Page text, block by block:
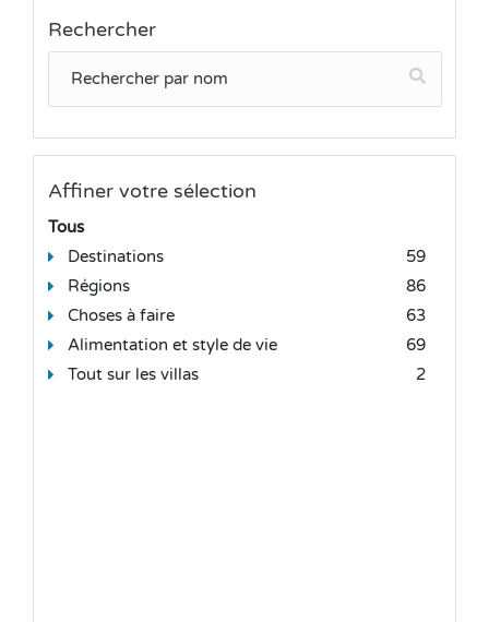
Rechercher
Affiner votre sélection
Tous
Destinations
59
Régions
86
Choses à faire
63
Alimentation et style de vie
69
Tout sur les villas
2